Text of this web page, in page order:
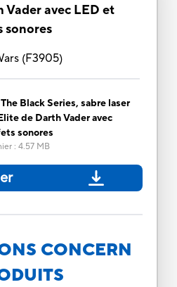
Vader avec LED et
sonores
(F3905)
Black Series, sabre laser
de Darth Vader avec
sonores
: 4.57 MB
CONCERN